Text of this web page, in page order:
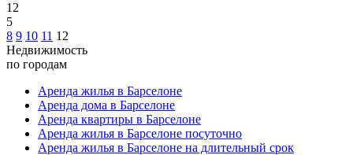
12
5
8 9 10 11 12
Недвижимость
по городам
Аренда жилья в Барселоне
Аренда дома в Барселоне
Аренда квартиры в Барселоне
Аренда жилья в Барселоне посуточно
Аренда жилья в Барселоне на длительный срок